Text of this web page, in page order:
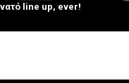
line up, ever!